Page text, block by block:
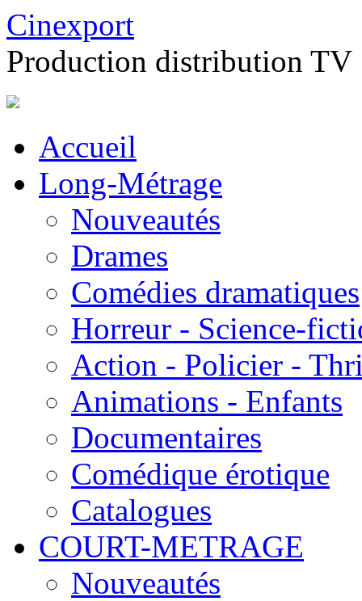
Cinexport
Production distribution TV
Accueil
Long-Métrage
Nouveautés
Drames
Comédies dramatiques
Horreur - Science-
Action - Policier -
Animations - Enfants
Documentaires
Comédique érotique
Catalogues
COURT-METRAGE
Nouveautés